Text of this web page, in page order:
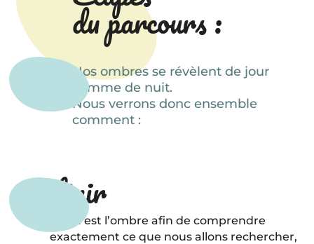
du parcours :
Nos ombres se révèlent de jour
comme de nuit.
Nous verrons donc ensemble
comment :
Définir
ce qu’est l’ombre afin de comprendre
exactement ce que nous allons rechercher,